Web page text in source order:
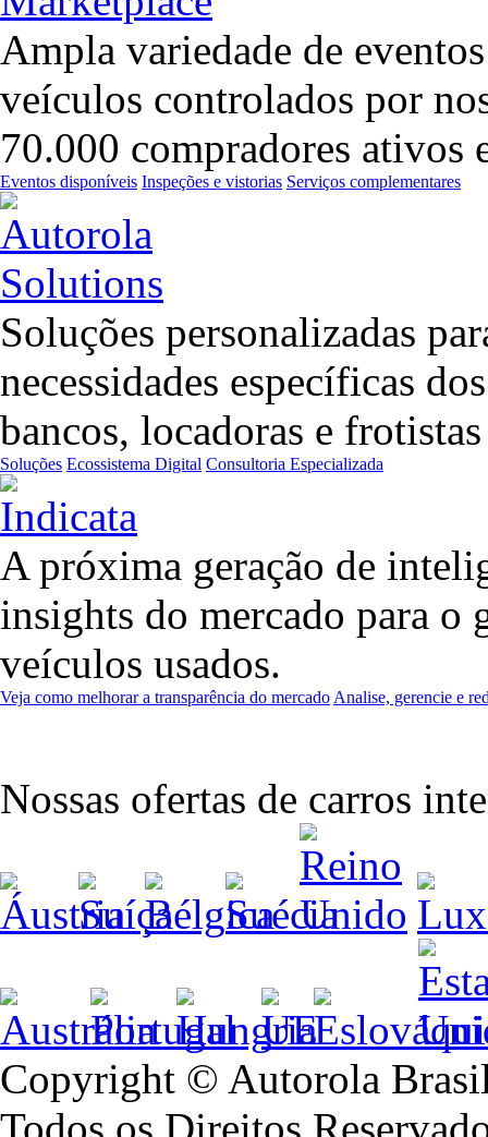
Ampla variedade de
veículos controlados por
70.000 compradores ativos
Eventos disponíveis Inspeções e vistorias Serviços complementares
Soluções personalizadas
necessidades específicas
bancos, locadoras e
Soluções Ecossistema Digital Consultoria Especializada
A próxima geração de
insights do mercado para o
veículos usados.
Veja como melhorar a transparência do mercado Analise, gerencie e
Nossas ofertas de carros
Copyright © Autorola